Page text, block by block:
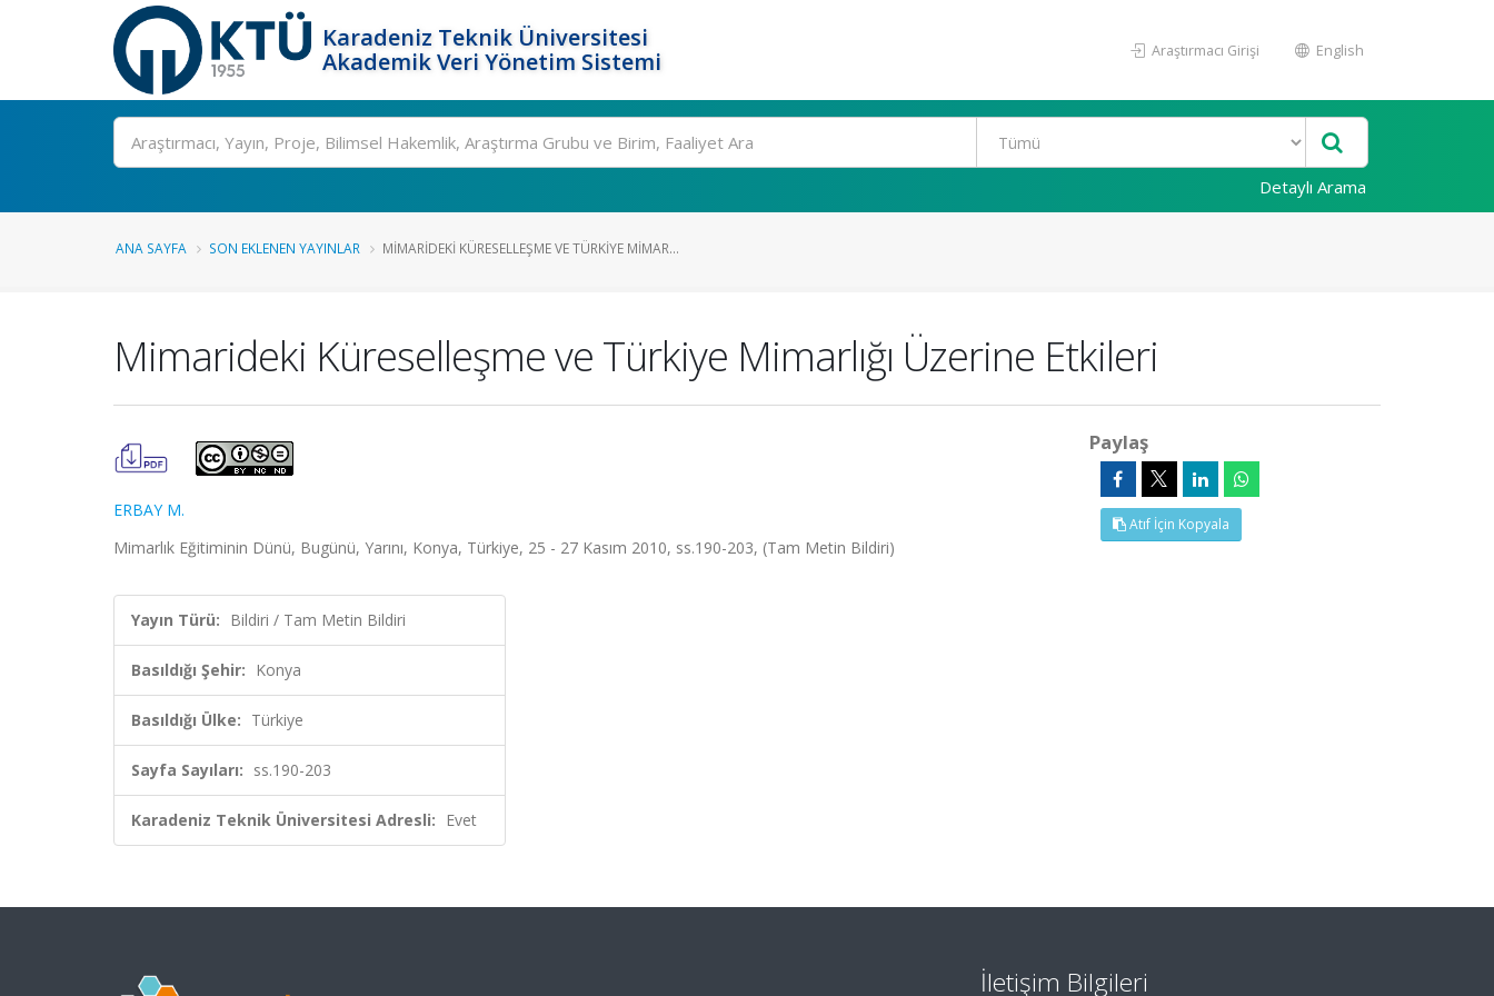
Karadeniz Teknik Üniversitesi
Akademik Veri Yönetim Sistemi
Araştırmacı Girişi English
Ara
Detaylı Arama
ANA SAYFA SON EKLENEN YAYINLAR MIMARIDEKI KÜRESELLEŞME VE TÜRKIYE MIMAR...
Mimarideki Küreselleşme ve Türkiye Mimarlığı Üzerine Etkileri
ERBAY M.
Mimarlık Eğitiminin Dünü, Bugünü, Yarını, Konya, Türkiye, 25 - 27 Kasım 2010, ss.190-203, (Tam Metin Bildiri)
Yayın Türü: Bildiri / Tam Metin Bildiri
Basıldığı Şehir: Konya
Basıldığı Ülke: Türkiye
Sayfa Sayıları: ss.190-203
Karadeniz Teknik Üniversitesi Adresli: Evet
Paylaş
Atıf İçin Kopyala
İletişim Bilgileri